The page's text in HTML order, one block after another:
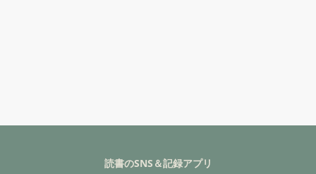
読書のSNS＆記録アプリ